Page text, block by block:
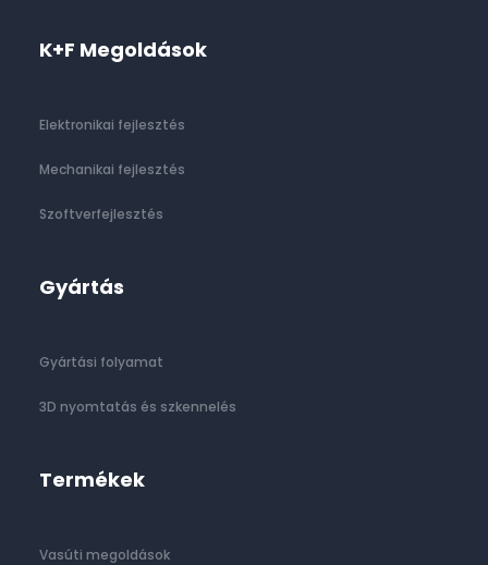
K+F Megoldások
Elektronikai fejlesztés
Mechanikai fejlesztés
Szoftverfejlesztés
Gyártás
Gyártási folyamat
3D nyomtatás és szkennelés
Termékek
Vasúti megoldások